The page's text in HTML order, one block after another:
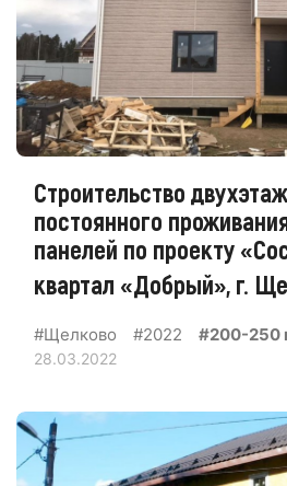
Строительство
постоянного
панелей по проекту
квартал «Добрый», г.
#Щелково #2022 #200-250
28.03.2022